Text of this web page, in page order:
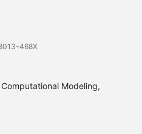
468X
Modeling,